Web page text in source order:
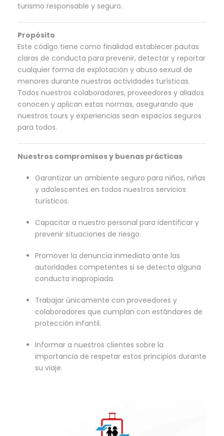
turismo responsable y seguro.
Propósito
Este código tiene como finalidad establecer pautas
claras de conducta para prevenir, detectar y reportar
cualquier forma de explotación y abuso sexual de
menores durante nuestras actividades turísticas.
Todos nuestros colaboradores, proveedores y aliados
conocen y aplican estas normas, asegurando que
nuestros tours y experiencias sean espacios seguros
para todos.
Nuestros compromisos y buenas prácticas
Garantizar un ambiente seguro para niños, niñas
y adolescentes en todos nuestros servicios
turísticos.
Capacitar a nuestro personal para identificar y
prevenir situaciones de riesgo.
Promover la denuncia inmediata ante las
autoridades competentes si se detecta alguna
conducta inapropiada.
Trabajar únicamente con proveedores y
colaboradores que cumplan con estándares de
protección infantil.
Informar a nuestros clientes sobre la
importancia de respetar estos principios durante
su viaje.